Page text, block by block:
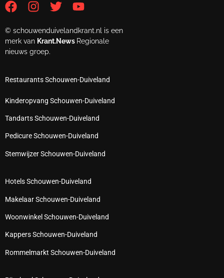
© schouwenduivelandkrant.nl is een
merk van Krant.News Regionale
nieuws groep.
Restaurants Schouwen-Duiveland
Kinderopvang Schouwen-Duiveland
Tandarts Schouwen-Duiveland
Pedicure Schouwen-Duiveland
Stemwijzer Schouwen-Duiveland
Hotels Schouwen-Duiveland
Makelaar Schouwen-Duiveland
Woonwinkel Schouwen-Duiveland
Kappers Schouwen-Duiveland
Rommelmarkt Schouwen-Duiveland